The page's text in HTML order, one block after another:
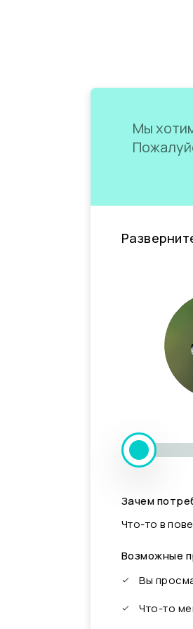
Мы
Зачем
Что-то в
Возможные
Вы
Что-то